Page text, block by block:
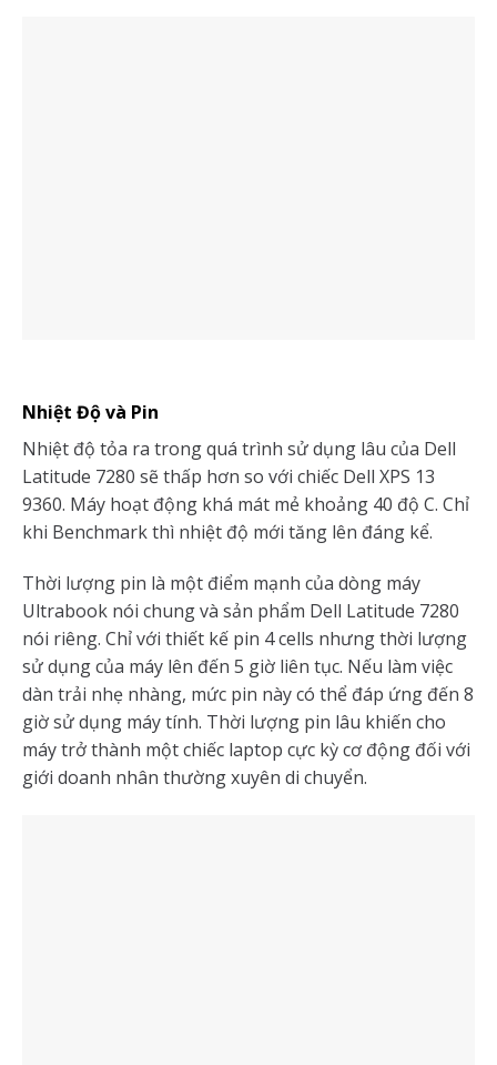
Nhiệt Độ và Pin
Nhiệt độ tỏa ra trong quá trình sử dụng lâu của Dell
Latitude 7280 sẽ thấp hơn so với chiếc Dell XPS 13
9360. Máy hoạt động khá mát mẻ khoảng 40 độ C. Chỉ
khi Benchmark thì nhiệt độ mới tăng lên đáng kể.
Thời lượng pin là một điểm mạnh của dòng máy
Ultrabook nói chung và sản phẩm Dell Latitude 7280
nói riêng. Chỉ với thiết kế pin 4 cells nhưng thời lượng
sử dụng của máy lên đến 5 giờ liên tục. Nếu làm việc
dàn trải nhẹ nhàng, mức pin này có thể đáp ứng đến 8
giờ sử dụng máy tính. Thời lượng pin lâu khiến cho
máy trở thành một chiếc laptop cực kỳ cơ động đối với
giới doanh nhân thường xuyên di chuyển.